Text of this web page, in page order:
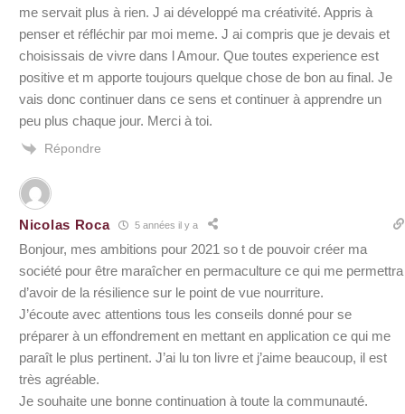
me servait plus à rien. J ai développé ma créativité. Appris à
penser et réfléchir par moi meme. J ai compris que je devais et
choisissais de vivre dans l Amour. Que toutes experience est
positive et m apporte toujours quelque chose de bon au final. Je
vais donc continuer dans ce sens et continuer à apprendre un
peu plus chaque jour. Merci à toi.
Répondre
Nicolas Roca 5 années il y a
Bonjour, mes ambitions pour 2021 so t de pouvoir créer ma
société pour être maraîcher en permaculture ce qui me permettra
d’avoir de la résilience sur le point de vue nourriture.
J’écoute avec attentions tous les conseils donné pour se
préparer à un effondrement en mettant en application ce qui me
paraît le plus pertinent. J’ai lu ton livre et j’aime beaucoup, il est
très agréable.
Je souhaite une bonne continuation à toute la communauté.